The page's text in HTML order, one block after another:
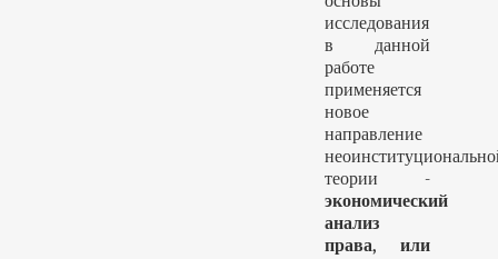
исследования
в данной
работе
применяется
новое
направление
теории -
экономический
анализ
права, или